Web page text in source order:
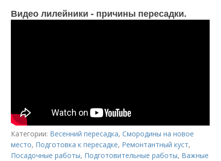
Видео лилейники - причины пересадки.
Категории: Весенний пересадка,Смородины на новое
место, Подготовка к пересадке, Ремонтантный куст,
Посадочные работы, Подготовительные работы, Важные